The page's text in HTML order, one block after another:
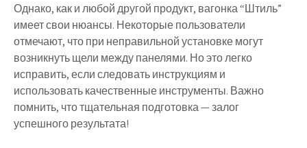
Однако, как и любой другой продукт, вагонка “Штиль”
имеет свои нюансы. Некоторые пользователи
отмечают, что при неправильной установке могут
возникнуть щели между панелями. Но это легко
исправить, если следовать инструкциям и
использовать качественные инструменты. Важно
помнить, что тщательная подготовка — залог
успешного результата!